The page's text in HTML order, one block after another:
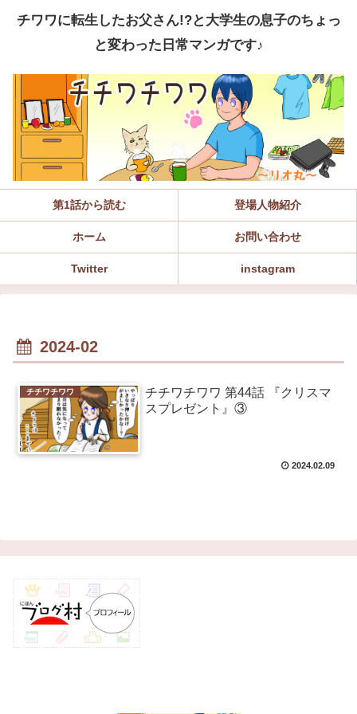
チワワに転生したお父さん!?と大学生の息子のちょっ
と変わった日常マンガです♪
第1話から読む 登場人物紹介
ホーム お問い合わせ
Twitter instagram
2024-02
チチワチワワ
チチワチワワ 第44話 『クリスマ
スプレゼント』③
2024.02.09